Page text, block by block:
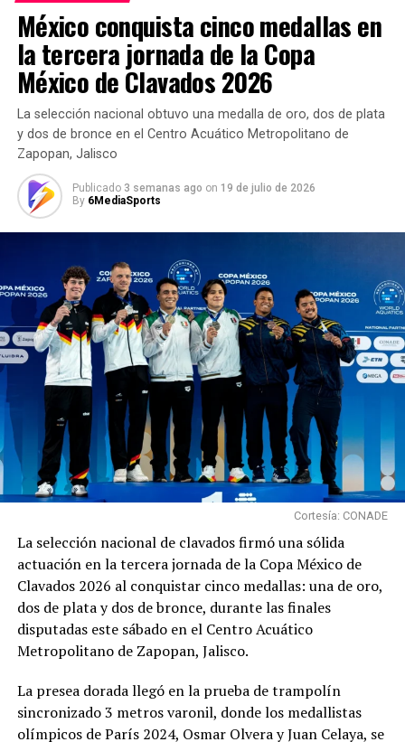
Suscríbete a nuestro boletín
Last name
Email
Acepto la política de privacidad de 6Media
Sports.
RELATED TOPICS: BAOLON DE ORO FEATURED
FUTBOL
MESSI
UP NEXT
Jaime Jaquez Jr. Brilló en Diciembre y se Corona como
Novato del Mes en la NBA
DON'T MISS
Continúa la racha goleadora de Raúl Jiménez en el
Fulham
México conquista cinco medallas en
la tercera jornada de la Copa
México de Clavados 2026
La selección nacional obtuvo una medalla de oro, dos de plata
y dos de bronce en el Centro Acuático Metropolitano de
Zapopan, Jalisco
Publicado 3 semanas ago on 19 de julio de 2026
By 6MediaSports
Cortesía: CONADE
La selección nacional de clavados firmó una sólida
actuación en la tercera jornada de la Copa México de
Clavados 2026 al conquistar cinco medallas: una de oro,
dos de plata y dos de bronce, durante las finales
disputadas este sábado en el Centro Acuático
Metropolitano de Zapopan, Jalisco.
La presea dorada llegó en la prueba de trampolín
sincronizado 3 metros varonil, donde los medallistas
olímpicos de París 2024, Osmar Olvera y Juan Celaya, se